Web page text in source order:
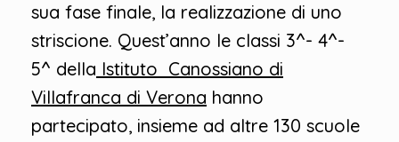
sua fase finale, la realizzazione di uno
striscione. Quest’anno le classi 3^- 4^-
5^ della Istituto Canossiano di
Villafranca di Verona hanno
partecipato, insieme ad altre 130 scuole